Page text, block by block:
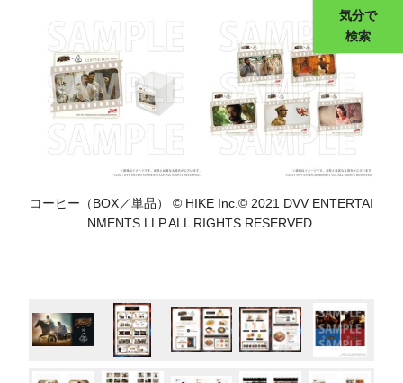
気分で
検索
コーヒー（BOX／単品） © HIKE Inc.© 2021 DVV ENTERTAI
NMENTS LLP.ALL RIGHTS RESERVED.